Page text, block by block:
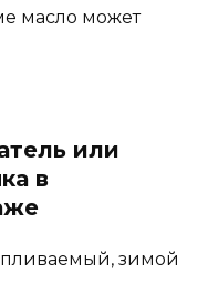
масло может
или
в
зимой